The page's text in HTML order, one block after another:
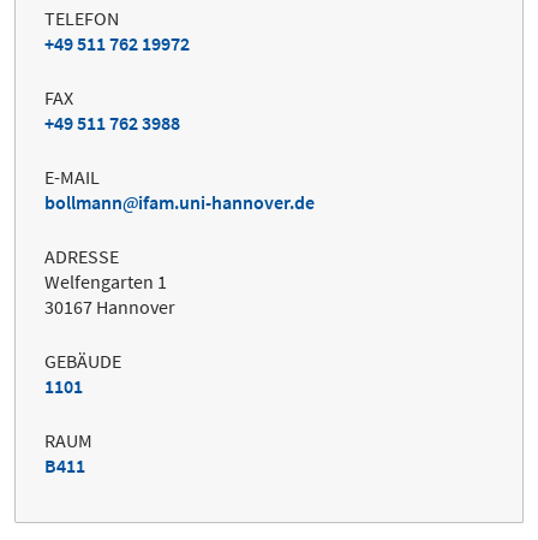
TELEFON
+49 511 762 19972
FAX
+49 511 762 3988
E-MAIL
bollmann
ifam.uni-hannover.de
ADRESSE
Welfengarten 1
30167 Hannover
GEBÄUDE
1101
RAUM
B411